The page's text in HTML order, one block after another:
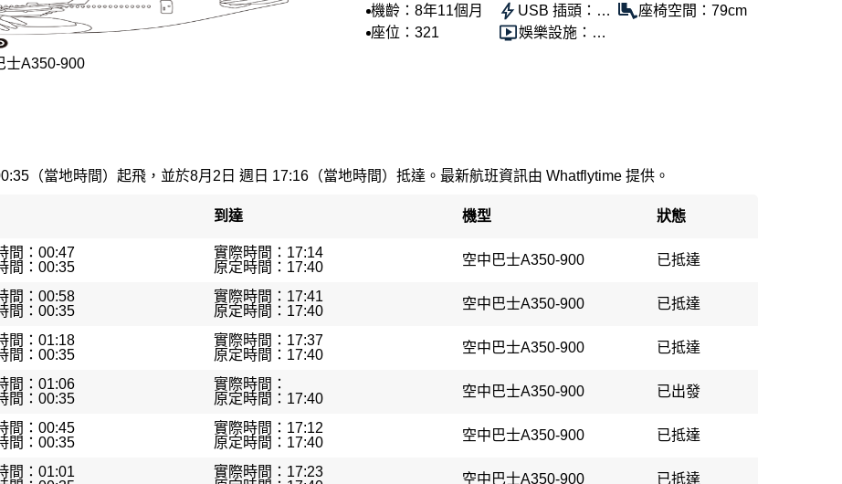
士A350-900
里
機齡：8年11個月
座位：321
USB 插頭：提
供
娛樂設施：提
座椅空間：79cm
（當地時間）起飛，並於8月2日 週日 17:16（當地時間）抵達。最新航班資訊由 Whatflytime 提供。
到達 機型 狀態
間：00:47
間：00:35
實際時間：17:14
原定時間：17:40
空中巴士A350-900 已抵達
間：00:58
間：00:35
實際時間：17:41
原定時間：17:40
空中巴士A350-900 已抵達
間：01:18
間：00:35
實際時間：17:37
原定時間：17:40
空中巴士A350-900 已抵達
間：01:06
間：00:35
實際時間：
原定時間：17:40
空中巴士A350-900 已出發
間：00:45
間：00:35
實際時間：17:12
原定時間：17:40
空中巴士A350-900 已抵達
間：01:01
實際時間：17:23
空中巴士A350-900 已抵達